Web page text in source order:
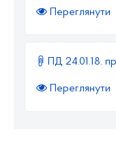
Переглянути
ПД 24.01.18.
Переглянути